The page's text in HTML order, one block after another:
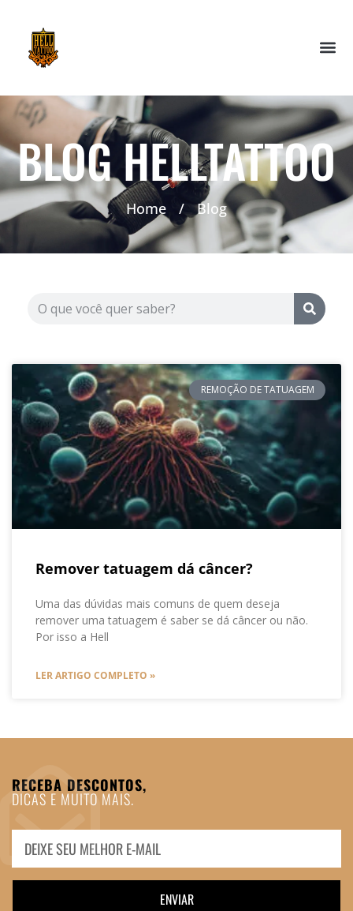
BLOG HELLTATTOO
Home / Blog
REMOÇÃO DE TATUAGEM
Remover tatuagem dá câncer?
Uma das dúvidas mais comuns de quem deseja
remover uma tatuagem é saber se dá câncer ou não.
Por isso a Hell
LER ARTIGO COMPLETO »
RECEBA DESCONTOS,
DICAS E MUITO MAIS.
ENVIAR